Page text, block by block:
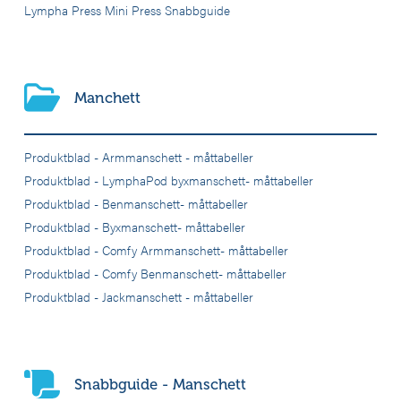
Manchett
Produktblad - Armmanschett - måttabeller
Produktblad - LymphaPod byxmanschett- måttabeller
Produktblad - Benmanschett- måttabeller
Produktblad - Byxmanschett- måttabeller
Produktblad - Comfy Armmanschett- måttabeller
Produktblad - Comfy Benmanschett- måttabeller
Produktblad - Jackmanschett - måttabeller
Snabbguide - Manschett
Lympha Press Mini Press Snabbguide